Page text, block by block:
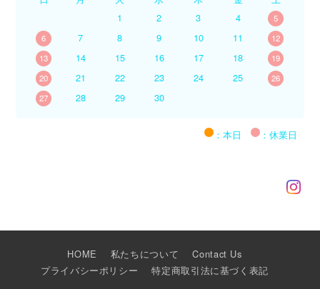
1
2 3 4
5
6
7 8 9 10 11
12
13
14 15 16 17 18
19
20
21 22 23 24 25
26
27
28 29 30
：本日 ：休業日
HOME 私たちについて
Contact Us
プライバシーポリシー
特定商取引法に基づく表記